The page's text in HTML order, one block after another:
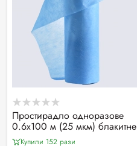
Простирадло одноразове
0.6х100 м (25 мкм) блакитне
Купили 152 рази